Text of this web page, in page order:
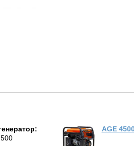
AGE